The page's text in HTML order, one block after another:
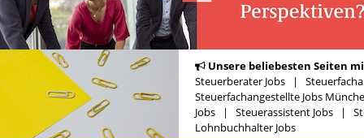
Unsere beliebesten Seiten
Steuerberater Jobs |
Steuerfachangestellte Jobs
Jobs | Steuerassistent Jobs |
Lohnbuchhalter Jobs